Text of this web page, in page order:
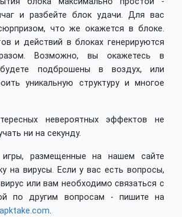
и разбейте блок удачи. Для вас
что же окажется в блоке.
и действий в блоках генерируются
Возможно, вы окажетесь в
подброшены в воздух, или
уникальную структуру и многое
невероятных эффектов не
ни на секунду.
размещенные на нашем сайте
на вирусы. Если у вас есть вопросы,
или вам необходимо связаться с
по другим вопросам - пишите на
.